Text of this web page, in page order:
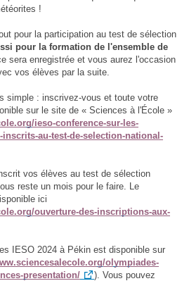
!
pour la participation au test de sélection
pour la formation de l'ensemble de
sera enregistrée et vous aurez l'occasion
vos élèves par la suite.
simple : inscrivez-vous et toute votre
sur le site de « Sciences à l'École »
ieso-conference-sur-les-
au-test-de-selection-national-
vos élèves au test de sélection
reste un mois pour le faire. Le
ici
ouverture-des-inscriptions-aux-
IESO 2024 à Pékin est disponible sur
olympiades-
presentation/
). Vous pouvez